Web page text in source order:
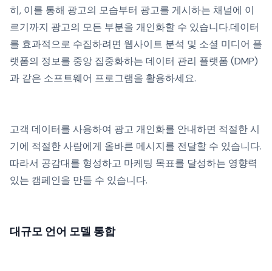
히, 이를 통해 광고의 모습부터 광고를 게시하는 채널에 이
르기까지 광고의 모든 부분을 개인화할 수 있습니다.데이터
를 효과적으로 수집하려면 웹사이트 분석 및 소셜 미디어 플
랫폼의 정보를 중앙 집중화하는 데이터 관리 플랫폼 (DMP)
과 같은 소프트웨어 프로그램을 활용하세요.
고객 데이터를 사용하여 광고 개인화를 안내하면 적절한 시
기에 적절한 사람에게 올바른 메시지를 전달할 수 있습니다.
따라서 공감대를 형성하고 마케팅 목표를 달성하는 영향력
있는 캠페인을 만들 수 있습니다.
대규모 언어 모델 통합